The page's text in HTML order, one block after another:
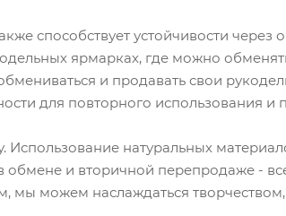
способствует устойчивости
ярмарках, где можно
и продавать свои
для повторного использования и
Использование натуральных
обмене и вторичной перепродаже -
мы можем наслаждаться